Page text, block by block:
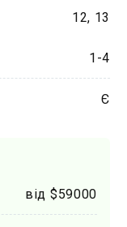
12, 13
1-4
Є
від $59000